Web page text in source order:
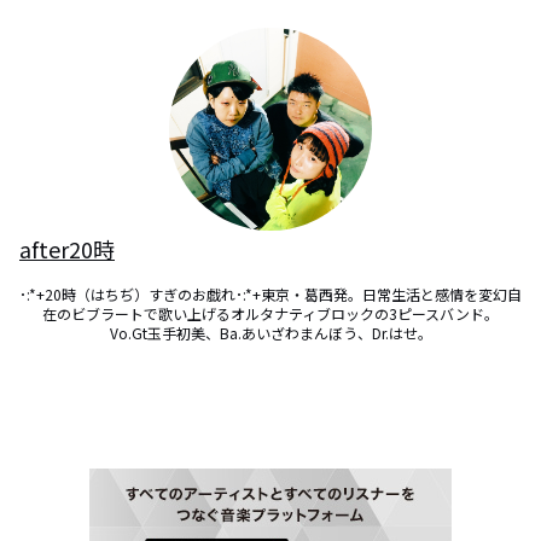
after20時
･:*+20時（はちぢ）すぎのお戯れ･:*+東京・葛西発。日常生活と感情を変幻自
在のビブラートで歌い上げるオルタナティブロックの3ピースバンド。
Vo.Gt玉手初美、Ba.あいざわまんぼう、Dr.はせ。